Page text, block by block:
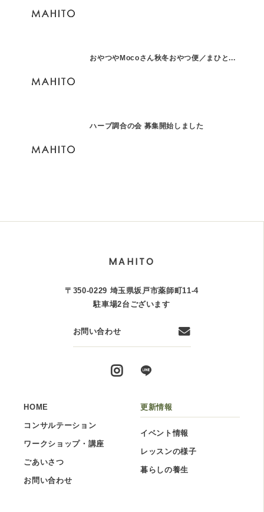
おやつやMocoさん秋冬おやつ便／まひと...
ハーブ調合の会 募集開始しました
MAHITO
〒350-0229 埼玉県坂戸市薬師町11-4
駐車場2台ございます
お問い合わせ
HOME
コンサルテーション
ワークショップ・講座
ごあいさつ
お問い合わせ
更新情報
イベント情報
レッスンの様子
暮らしの養生